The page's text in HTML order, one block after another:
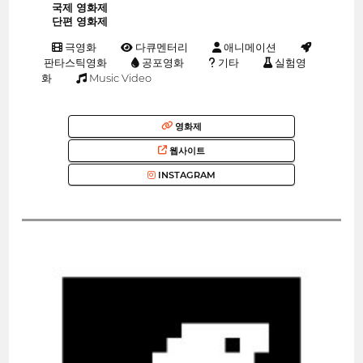
국제 영화제
단편 영화제
극영화 다큐멘터리
애니메이션
판타스틱영화
공포영화 기타
실험영
화
Music Video
영화제
웹사이트
INSTAGRAM